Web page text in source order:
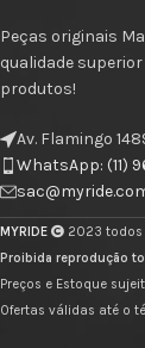
Peças originais
qualidade
produtos!
Av. Flamingo
WhatsApp: (11)
MYRIDE
2023 todos
Proibida reprodução
Preços e Estoque
Ofertas válidas até o